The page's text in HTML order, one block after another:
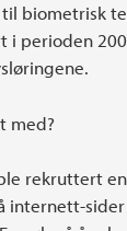
biometrisk
i perioden
med?
rekruttert
internett-